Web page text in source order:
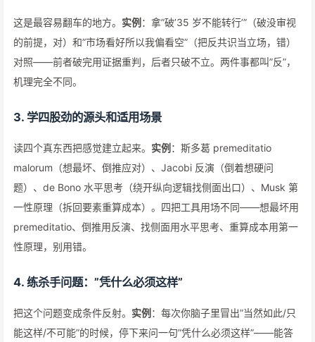
这是最容易翻车的地方。 实例 ：拿”破’35 岁不能转行’”（破没审视
的前提，对）和”市场看好所以我偏看空”（把反共识当立场，错）
对照——前者破完用证据重判，后者只破不立。两件事都叫”反”，
机理完全不同。
3. 学四股劲的源头和适用场景
读四个真东西把感觉建立起来。 实例 ：斯多葛 premeditatio
malorum（想最坏、倒推应对）、Jacobi 反演（倒着想硬问
题）、de Bono 水平思考（绕开纵向逻辑找侧面出口）、Musk 第
一性原理（拆回要素重算成本）。四把工具用场不同——想最坏用
premeditatio、倒推用反演、找侧面用水平思考、重算成本用第一
性原理，别用错。
4. 练杀手问题：”凭什么必须这样”
把这个问题变成条件反射。 实例 ：每次你脑子里冒出”当然如此/只
能这样/不可能”的时候，停下来问一句”凭什么必须这样”——能答